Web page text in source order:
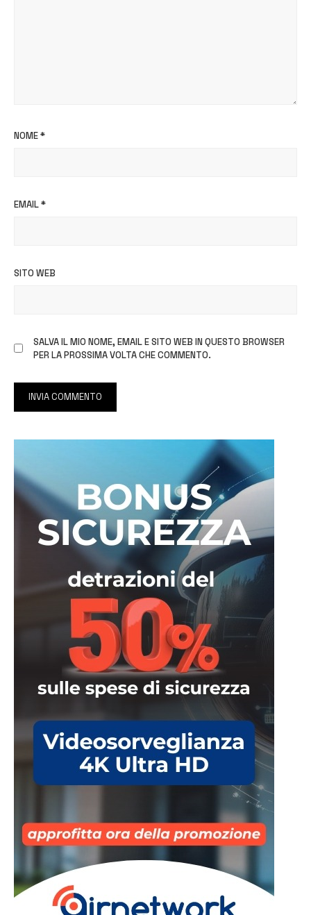
NOME*
EMAIL*
SITO WEB
SALVA IL MIO NOME, EMAIL E SITO WEB IN QUESTO BROWSER
PER LA PROSSIMA VOLTA CHE COMMENTO.